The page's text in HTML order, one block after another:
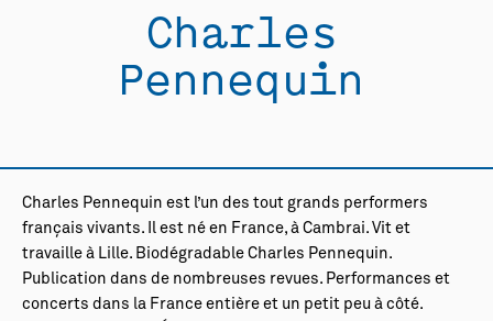
Actualités
Rencontres
Charles
Pennequin
Charles Pennequin est l’un des tout grands performers
français vivants. Il est né en France, à Cambrai. Vit et
travaille à Lille. Biodégradable Charles Pennequin.
Publication dans de nombreuses revues. Performances et
concerts dans la France entière et un petit peu à côté.